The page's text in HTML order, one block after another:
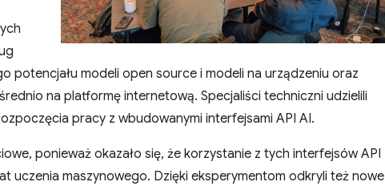
potencjału modeli open source i modeli na urządzeniu oraz
na platformę internetową. Specjaliści techniczni udzielili
pracy z wbudowanymi interfejsami API AI.
ponieważ okazało się, że korzystanie z tych interfejsów API
uczenia maszynowego. Dzięki eksperymentom odkryli też nowe